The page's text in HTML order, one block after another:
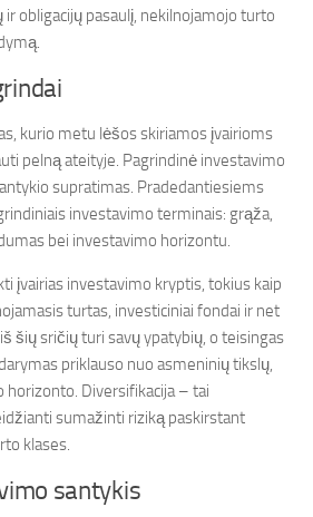
obligacijų pasaulį, nekilnojamojo turto
kurio metu lėšos skiriamos įvairioms
pelną ateityje. Pagrindinė investavimo
supratimas. Pradedantiesiems
investavimo terminais: grąža,
bei investavimo horizontu.
įvairias investavimo kryptis, tokius kaip
turtas, investiciniai fondai ir net
šių sričių turi savų ypatybių, o teisingas
priklauso nuo asmeninių tikslų,
horizonto. Diversifikacija – tai
sumažinti riziką paskirstant
klases.
santykis